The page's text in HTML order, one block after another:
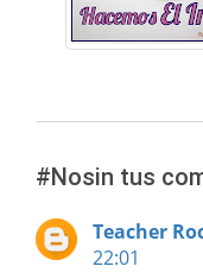
#Nosin tus
Teacher
22:01